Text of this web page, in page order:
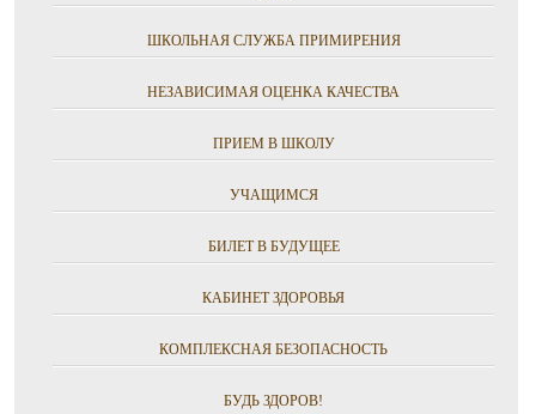
ШКОЛЬНАЯ СЛУЖБА ПРИМИРЕНИЯ
НЕЗАВИСИМАЯ ОЦЕНКА КАЧЕСТВА
ПРИЕМ В ШКОЛУ
УЧАЩИМСЯ
БИЛЕТ В БУДУЩЕЕ
КАБИНЕТ ЗДОРОВЬЯ
КОМПЛЕКСНАЯ БЕЗОПАСНОСТЬ
БУДЬ ЗДОРОВ!